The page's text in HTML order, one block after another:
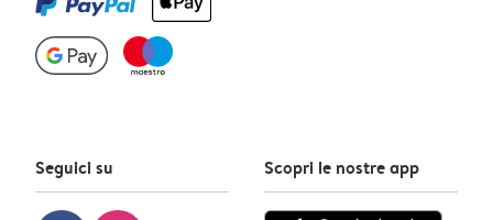
Seguici su Scopri le nostre app